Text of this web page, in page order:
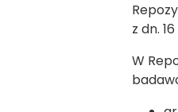
z dn.
W